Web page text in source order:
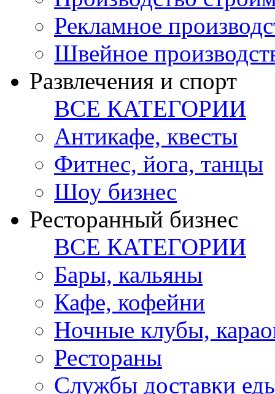
Рекламное
Швейное
Развлечения и спорт
ВСЕ КАТЕГОРИИ
Антикафе, квесты
Фитнес, йога, танцы
Шоу бизнес
Ресторанный бизнес
ВСЕ КАТЕГОРИИ
Бары, кальяны
Кафе, кофейни
Ночные клубы,
Рестораны
Службы доставки